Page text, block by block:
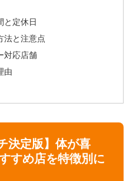
と定休日
法と注意点
対応店舗
由
決定版】体が喜
すめ店を特徴別に